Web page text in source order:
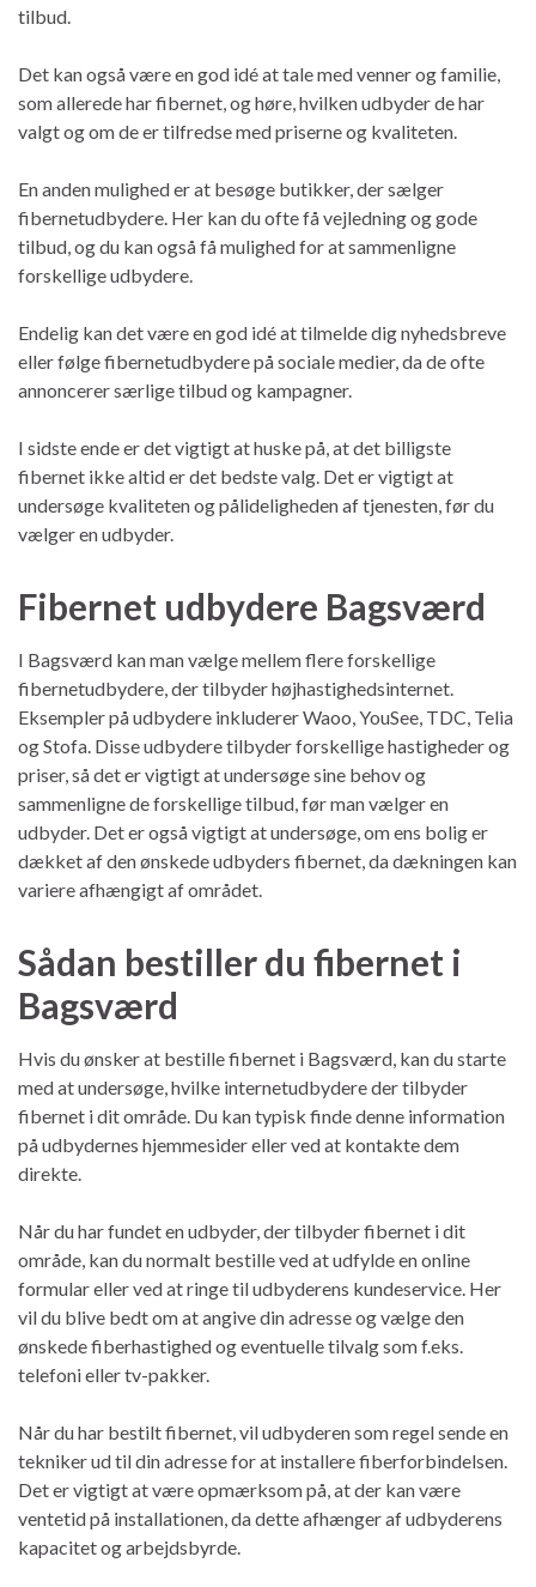
tilbud.
Det kan også være en god idé at tale med venner og familie,
som allerede har fibernet, og høre, hvilken udbyder de har
valgt og om de er tilfredse med priserne og kvaliteten.
En anden mulighed er at besøge butikker, der sælger
fibernetudbydere. Her kan du ofte få vejledning og gode
tilbud, og du kan også få mulighed for at sammenligne
forskellige udbydere.
Endelig kan det være en god idé at tilmelde dig nyhedsbreve
eller følge fibernetudbydere på sociale medier, da de ofte
annoncerer særlige tilbud og kampagner.
I sidste ende er det vigtigt at huske på, at det billigste
fibernet ikke altid er det bedste valg. Det er vigtigt at
undersøge kvaliteten og pålideligheden af tjenesten, før du
vælger en udbyder.
Fibernet udbydere Bagsværd
I Bagsværd kan man vælge mellem flere forskellige
fibernetudbydere, der tilbyder højhastighedsinternet.
Eksempler på udbydere inkluderer Waoo, YouSee, TDC, Telia
og Stofa. Disse udbydere tilbyder forskellige hastigheder og
priser, så det er vigtigt at undersøge sine behov og
sammenligne de forskellige tilbud, før man vælger en
udbyder. Det er også vigtigt at undersøge, om ens bolig er
dækket af den ønskede udbyders fibernet, da dækningen kan
variere afhængigt af området.
Sådan bestiller du fibernet i
Bagsværd
Hvis du ønsker at bestille fibernet i Bagsværd, kan du starte
med at undersøge, hvilke internetudbydere der tilbyder
fibernet i dit område. Du kan typisk finde denne information
på udbydernes hjemmesider eller ved at kontakte dem
direkte.
Når du har fundet en udbyder, der tilbyder fibernet i dit
område, kan du normalt bestille ved at udfylde en online
formular eller ved at ringe til udbyderens kundeservice. Her
vil du blive bedt om at angive din adresse og vælge den
ønskede fiberhastighed og eventuelle tilvalg som f.eks.
telefoni eller tv-pakker.
Når du har bestilt fibernet, vil udbyderen som regel sende en
tekniker ud til din adresse for at installere fiberforbindelsen.
Det er vigtigt at være opmærksom på, at der kan være
ventetid på installationen, da dette afhænger af udbyderens
kapacitet og arbejdsbyrde.